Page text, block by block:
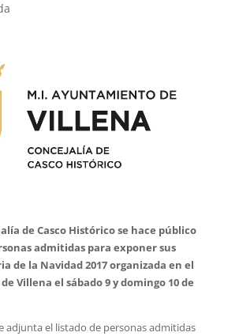
de Casco Histórico se hace público
admitidas para exponer sus
de la Navidad 2017 organizada en el
Villena el sábado 9 y domingo 10 de
adjunta el listado de personas admitidas